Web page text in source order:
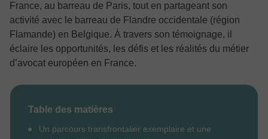
France, au barreau de Paris, tout en partageant son
activité avec le barreau de Flandre occidentale (région
Flamande) en Belgique. À travers son témoignage, il
éclaire les opportunités, les défis et les réalités du métier
d’avocat européen en France.
Table des matières
Un parcours transfrontalier exemplaire et une